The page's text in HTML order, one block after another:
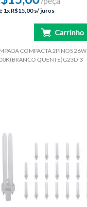
1x R$15,00s/ juros
COMPACTA 2PINOS 26W
QUENTE)G23D-3